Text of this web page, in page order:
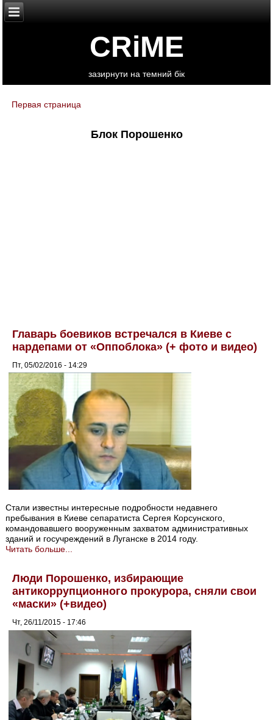
CRiME
зазирнути на темний бік
You are here
Первая страница
Блок Порошенко
Главарь боевиков встречался в Киеве с
нардепами от «Оппоблока» (+ фото и видео)
Пт, 05/02/2016 - 14:29
Стали известны интересные подробности недавнего
пребывания в Киеве сепаратиста Сергея Корсунского,
командовавшего вооруженным захватом административных
зданий и госучреждений в Луганске в 2014 году.
Читать больше...
Люди Порошенко, избирающие
антикоррупционного прокурора, сняли свои
«маски» (+видео)
Чт, 26/11/2015 - 17:46